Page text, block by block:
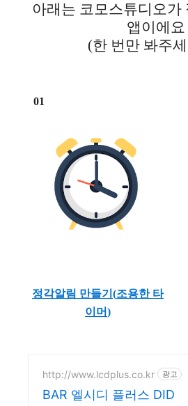
아래는 코모스튜디오가
앱이에요
(한 번만 봐주
01
정각알림 만들기(조용한 타
이머)
http://www.lcdplus.co.kr 광고
BAR 엘시디 플러스 DID